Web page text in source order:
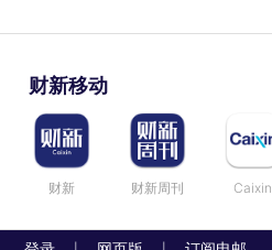
财新移动
财新 财新周刊 Caixin